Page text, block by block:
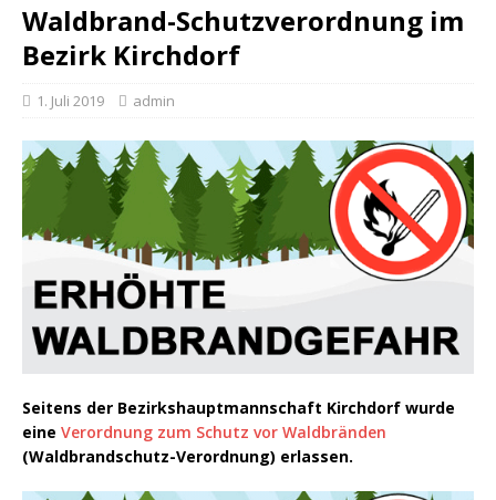
Waldbrand-Schutzverordnung im
Bezirk Kirchdorf
1. Juli 2019 admin
Seitens der Bezirkshauptmannschaft Kirchdorf wurde
eine Verordnung zum Schutz vor Waldbränden
(Waldbrandschutz-Verordnung) erlassen.